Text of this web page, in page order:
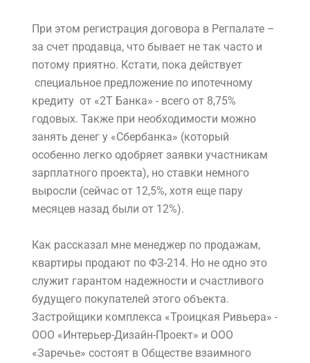
При этом регистрация договора в Регпалате –
за счет продавца, что бывает не так часто и
потому приятно. Кстати, пока действует
специальное предложение по ипотечному
кредиту от «2Т Банка» - всего от 8,75%
годовых. Также при необходимости можно
занять денег у «Сбербанка» (который
особенно легко одобряет заявки участникам
зарплатного проекта), но ставки немного
выросли (сейчас от 12,5%, хотя еще пару
месяцев назад были от 12%).
Как рассказал мне менеджер по продажам,
квартиры продают по ФЗ-214. Но не одно это
служит гарантом надежности и счастливого
будущего покупателей этого объекта.
Застройщики комплекса «Троицкая Ривьера» -
ООО «Интерьер-Дизайн-Проект» и ООО
«Заречье» состоят в Обществе взаимного